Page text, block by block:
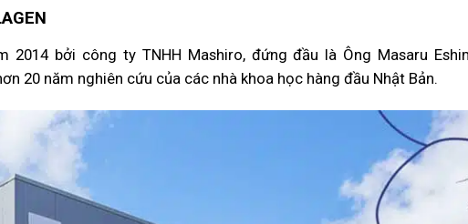
2014 bởi công ty TNHH Mashiro, đứng đầu là Ông Masaru
20 năm nghiên cứu của các nhà khoa học hàng đầu Nhật Bản.